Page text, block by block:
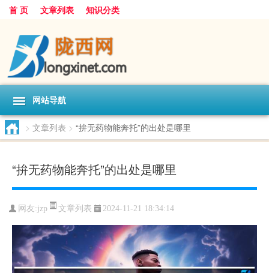
首 页 文章列表 知识分类
网站导航
> 文章列表 > “拚无药物能奔托”的出处是哪里
“拚无药物能奔托”的出处是哪里
网友:jzp 文章列表 2024-11-21 18:34:14